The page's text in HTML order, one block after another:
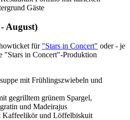
August)
für "Stars in Concert" oder - je
"Stars in Concert"-Produktion
mit Frühlingszwiebeln und
gegrilltem grünem Spargel,
und Madeirajus
Kaffeelikör und Löffelbiskuit